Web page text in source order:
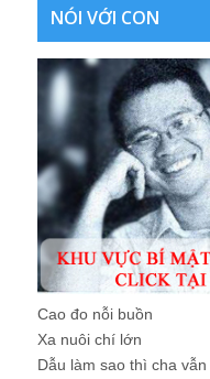
NÓI VỚI CON
Cao đo nỗi buồn
Xa nuôi chí lớn
Dẫu làm sao thì cha vẫn